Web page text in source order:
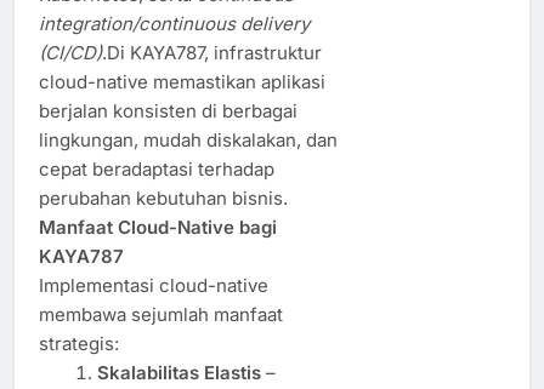
integration/continuous delivery
(CI/CD).Di KAYA787, infrastruktur
cloud-native memastikan aplikasi
berjalan konsisten di berbagai
lingkungan, mudah diskalakan, dan
cepat beradaptasi terhadap
perubahan kebutuhan bisnis.
Manfaat Cloud-Native bagi
KAYA787
Implementasi cloud-native
membawa sejumlah manfaat
strategis:
Skalabilitas Elastis–